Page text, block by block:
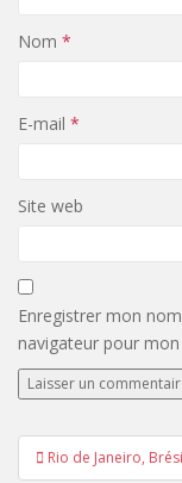
Nom *
E-mail *
Site web
Enregistrer mon
navigateur pour
Navigation
Rio de Janeiro,